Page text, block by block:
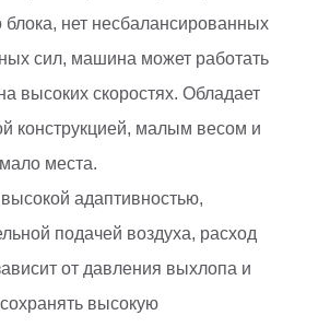
блока, нет несбалансированных
сил, машина может работать
высоких скоростях. Обладает
конструкцией, малым весом и
места.
адаптивностью,
подачей воздуха, расход
от давления выхлопа и
высокую